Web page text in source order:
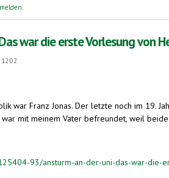
war die erste Vorlesung von
war Franz Jonas. Der letzte noch im 19.
mit meinem Vater befreundet, weil
93/ansturm-an-der-uni-das-war-die-